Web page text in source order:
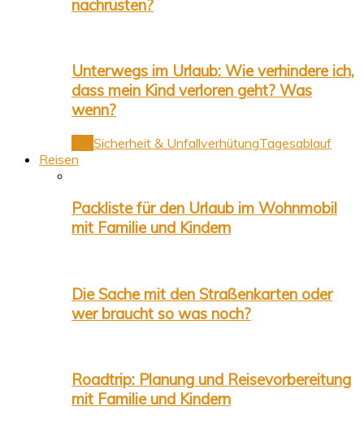
nachrüsten?
Unterwegs im Urlaub: Wie verhindere ich,
dass mein Kind verloren geht? Was
wenn?
Sicherheit & UnfallverhütungTagesablauf
Reisen
Packliste für den Urlaub im Wohnmobil
mit Familie und Kindern
Die Sache mit den Straßenkarten oder
wer braucht so was noch?
Roadtrip: Planung und Reisevorbereitung
mit Familie und Kindern